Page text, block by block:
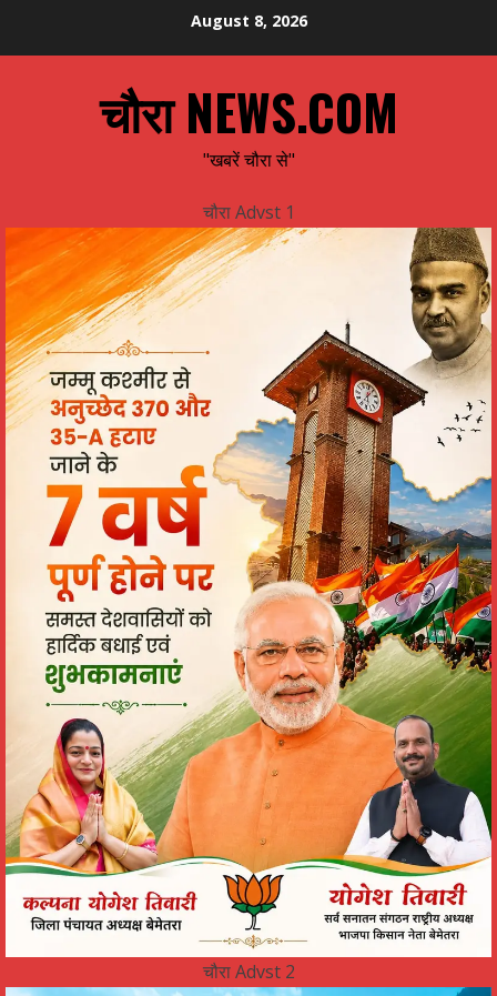
August 8, 2026
चौरा NEWS.COM
"खबरें चौरा से"
चौरा Advst 1
चौरा Advst 2